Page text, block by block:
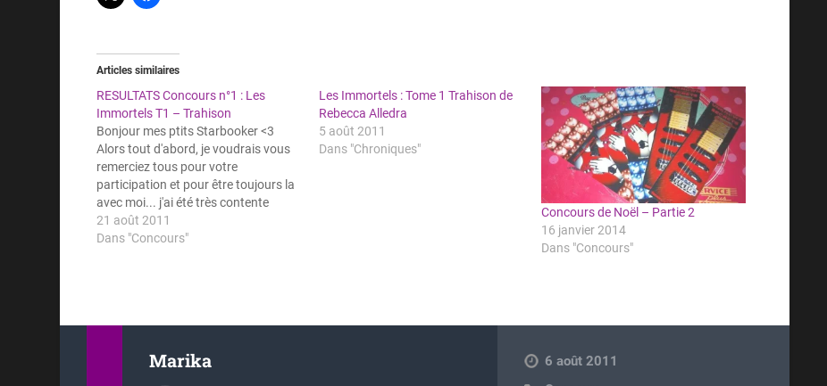
Articles similaires
RESULTATS Concours n°1 : Les
Immortels T1 – Trahison
Bonjour mes ptits Starbooker <3
Alors tout d'abord, je voudrais vous
remerciez tous pour votre
participation et pour être toujours la
avec moi... j'ai été très contente
d'organiser ce petit concours, j'ai
presque envie d'en refaire un tout de
21 août 2011
Dans "Concours"
Les Immortels : Tome 1 Trahison de
Rebecca Alledra
5 août 2011
Dans "Chroniques"
Concours de Noël – Partie 2
16 janvier 2014
Dans "Concours"
Marika
6 août 2011